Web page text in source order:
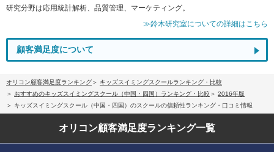
研究分野は応用統計解析、品質管理、マーケティング。
≫鈴木研究室についての詳細はこちら
顧客満足度について
オリコン顧客満足度ランキング
キッズスイミングスクールランキング・比較
おすすめのキッズスイミングスクール（中国・四国）ランキング・比較
2016年版
キッズスイミングスクール（中国・四国）のスクールの信頼性ランキング・口コミ情報
オリコン顧客満足度ランキング一覧